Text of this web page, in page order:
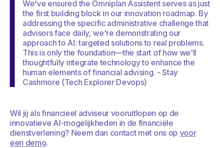
We've ensured the Omniplan Assistent serves as just
the first building block in our innovation roadmap. By
addressing the specific administrative challenge that
advisors face daily, we're demonstrating our
approach to AI: targeted solutions to real problems.
This is only the foundation—the start of how we'll
thoughtfully integrate technology to enhance the
human elements of financial advising. - Stay
Cashmore (Tech Explorer Devops)
Wil jij als financieel adviseur vooruitlopen op de
innovatieve AI-mogelijkheden in de financiële
dienstverlening? Neem dan contact met ons op voor
een demo.